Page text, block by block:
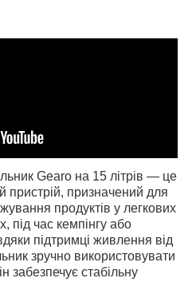
Gearo на 15 літрів — це
пристрій, призначений для
продуктів у легкових
під час кемпінгу або
підтримці живлення від
зручно використовувати
забезпечує стабільну